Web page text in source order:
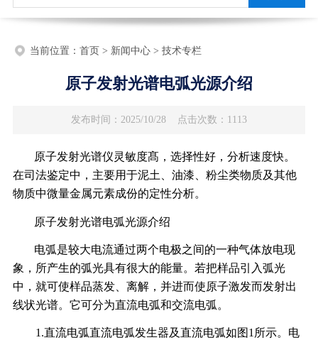
当前位置： 首页> 新闻中心> 技术专栏
原子发射光谱电弧光源介绍
发布时间：2025/10/28 点击次数：1113
原子发射光谱仪灵敏度髙，选择性好，分析速度快。
在司法鉴定中，主要用于泥土、油漆、粉尘类物质及其他
物质中微量金属元素成份的定性分析。
原子发射光谱电弧光源介绍
电弧是较大电流通过两个电极之间的一种气体放电现
象，所产生的弧光具有很大的能量。若把样品引入弧光
中，就可使样品蒸发、离解，并进而使原子激发而发射出
线状光谱。它可分为直流电弧和交流电弧。
1.直流电弧直流电弧发生器及直流电弧如图1所示。电